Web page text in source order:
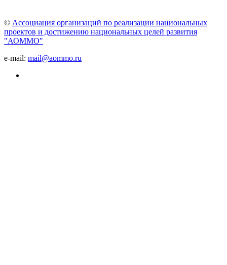
© Ассоциация организаций по реализации национальных
проектов и достижению национальных целей развития
"АОММО"
e-mail: mail@aommo.ru